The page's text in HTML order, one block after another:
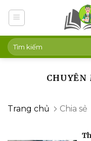
CHUYÊN
Trang chủ Chia sẻ